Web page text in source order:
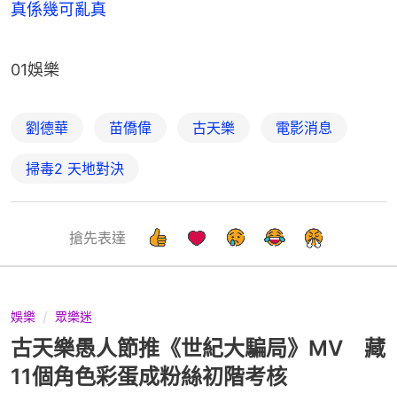
真係幾可亂真
01娛樂
劉德華 苗僑偉 古天樂 電影消息
掃毒2 天地對決
搶先表達
娛樂 眾樂迷
古天樂愚人節推《世紀大騙局》MV 藏
11個角色彩蛋成粉絲初階考核